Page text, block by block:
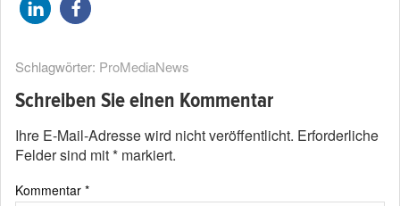
Schlagwörter: ProMediaNews
Schreiben Sie einen Kommentar
Ihre E-Mail-Adresse wird nicht veröffentlicht. Erforderliche
Felder sind mit* markiert.
Kommentar *